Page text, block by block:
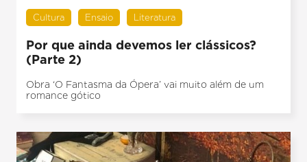
Cultura Ensaio Literatura
Por que ainda devemos ler clássicos?
(Parte 2)
Obra ‘O Fantasma da Ópera’ vai muito além de um
romance gótico